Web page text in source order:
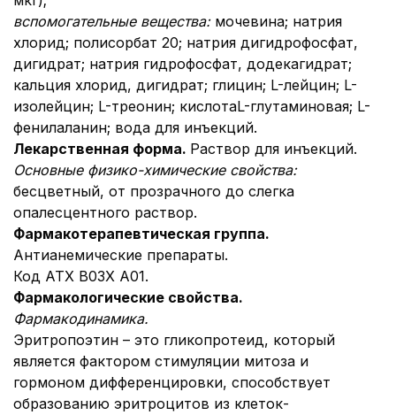
вспомогательные вещества: мочевина; натрия
хлорид; полисорбат 20; натрия дигидрофосфат,
дигидрат; натрия гидрофосфат, додекагидрат;
кальция хлорид, дигидрат; глицин; L-лейцин; L-
изолейцин; L-треонин; кислотаL-глутаминовая; L-
фенилаланин; вода для инъекций.
Лекарственная форма. Раствор для инъекций.
Основные физико-химические свойства:
бесцветный, от прозрачного до слегка
опалесцентного раствор.
Фармакотерапевтическая группа.
Антианемические препараты.
Код АТХ B03X A01.
Фармакологические свойства.
Фармакодинамика.
Эритропоэтин – это гликопротеид, который
является фактором стимуляции митоза и
гормоном дифференцировки, способствует
образованию эритроцитов из клеток-